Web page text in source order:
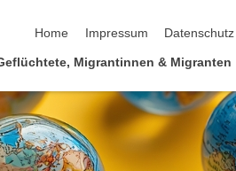
Home
Impressum Datenschutz
Migrantinnen & Migranten